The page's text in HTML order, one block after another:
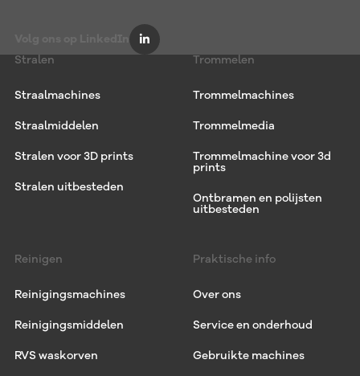
Stralen
Straalmachines
Straalmiddelen
Stralen voor 3D prints
Stralen uitbesteden
Trommelen
Trommelmachines
Trommelmedia
Trommelmachine voor 3d
prints
Ontbramen en polijsten
uitbesteden
Reinigen
Reinigingsmachines
Reinigingsmiddelen
RVS waskorven
Praktische info
Over ons
Service en onderhoud
Gebruikte machines